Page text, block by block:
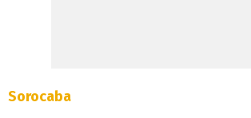
Sorocaba